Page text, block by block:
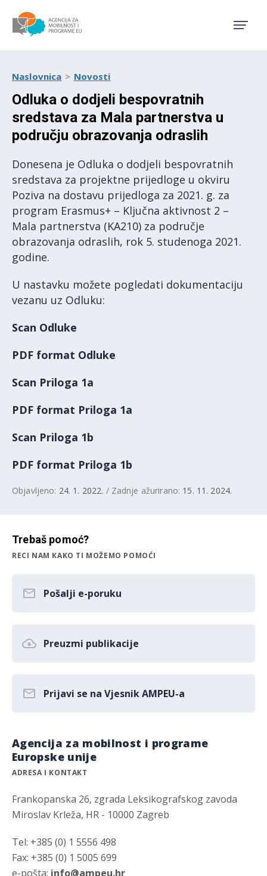
Naslovnica Novosti
Odluka o dodjeli bespovratnih
sredstava za Mala partnerstva u
području obrazovanja odraslih
Donesena je Odluka o dodjeli bespovratnih
sredstava za projektne prijedloge u okviru
Poziva na dostavu prijedloga za 2021. g. za
program Erasmus+ – Ključna aktivnost 2 –
Mala partnerstva (KA210) za područje
obrazovanja odraslih, rok 5. studenoga 2021.
godine.
U nastavku možete pogledati dokumentaciju
vezanu uz Odluku:
Scan Odluke
PDF format Odluke
Scan Priloga 1a
PDF format Priloga 1a
Scan Priloga 1b
PDF format Priloga 1b
Objavljeno: 24. 1. 2022. / Zadnje ažurirano: 15. 11. 2024.
Trebaš pomoć?
RECI NAM KAKO TI MOŽEMO POMOĆI
Pošalji e-poruku
Preuzmi publikacije
Prijavi se na Vjesnik AMPEU-a
Agencija za mobilnost i programe
Europske unije
ADRESA I KONTAKT
Frankopanska 26, zgrada Leksikografskog zavoda
Miroslav Krleža, HR - 10000 Zagreb
Tel: +385 (0) 1 5556 498
Fax: +385 (0) 1 5005 699
e-pošta: info@ampeu.hr